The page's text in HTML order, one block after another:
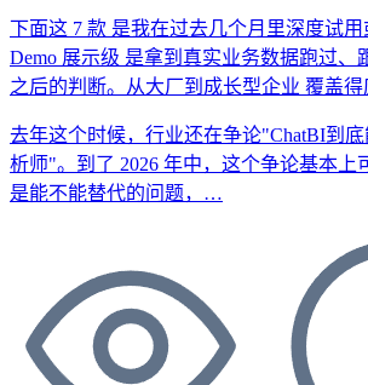
下面这 7 款 是我在过去几个月里深度试
Demo 展示级 是拿到真实业务数据跑过、
之后的判断。从大厂到成长型企业 覆盖得
去年这个时候，行业还在争论"ChatBI到
析师"。到了 2026 年中，这个争论基本
是能不能替代的问题，…